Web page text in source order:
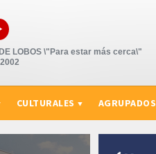
LOBOS \"Para estar más cerca\"
CULTURALES AGRUPADOS